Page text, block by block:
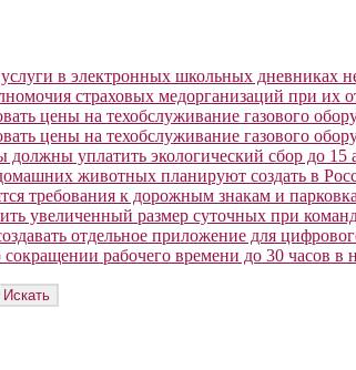
в электронных школьных
страховых медорганизаций при их
цены на техобслуживание газового
цены на техобслуживание газового
должны уплатить экологический сбор до
животных планируют создать в
требования к дорожным знакам и
увеличенный размер суточных при
отдельное приложение для
сокращении рабочего времени до 30 часов
Искать